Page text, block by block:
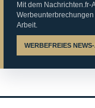
Mit dem
Arbeit.
WERBEFREIES